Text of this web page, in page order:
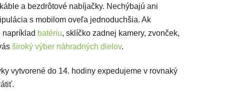
a bezdrôtové nabíjačky. Nechýbajú ani
s mobilom oveľa jednoduchšia. Ak
napríklad batériu, sklíčko zadnej kamery, zvonček,
široký výber náhradných dielov.
vytvorené do 14. hodiny expedujeme v rovnaký